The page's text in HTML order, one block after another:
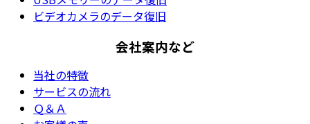
ビデオカメラのデータ復旧
会社案内など
当社の特徴
サービスの流れ
Ｑ＆Ａ